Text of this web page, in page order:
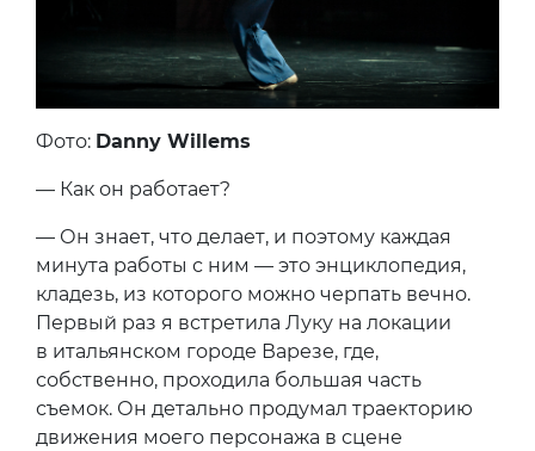
Фото: Danny Willems
— Как он работает?
— Он знает, что делает, и поэтому каждая
минута работы с ним — это энциклопедия,
кладезь, из которого можно черпать вечно.
Первый раз я встретила Луку на локации
в итальянском городе Варезе, где,
собственно, проходила большая часть
съемок. Он детально продумал траекторию
движения моего персонажа в сцене